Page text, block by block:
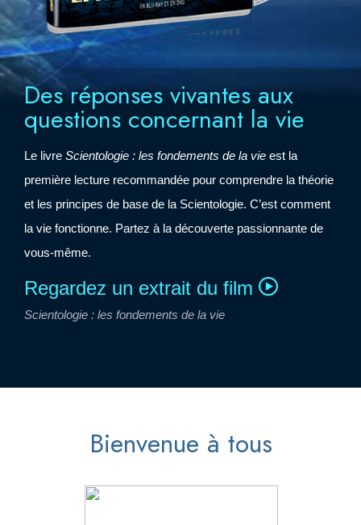
Des réponses vivantes aux
questions concernant la vie
Le livre Scientologie : les fondements de la vie est la
première lecture recommandée pour comprendre la théorie
et les principes de base de la Scientologie. C’est comment
la vie fonctionne. Partez à la découverte passionnante de
vous-même.
Regardez un extrait du film
Scientologie : les fondements de la vie
Bienvenue à tous